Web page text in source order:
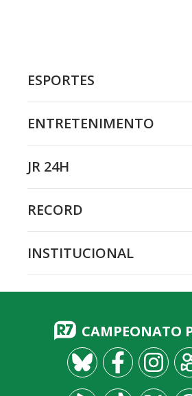
ESPORTES
ENTRETENIMENTO
JR 24H
RECORD
INSTITUCIONAL
CAMPEONATO